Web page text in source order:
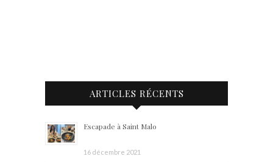
ARTICLES RÉCENTS
Escapade à Saint Malo
16 décembre 2021